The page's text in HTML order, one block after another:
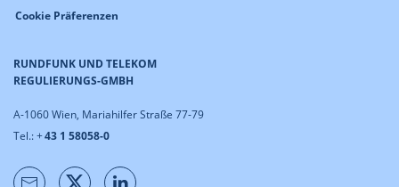
RUNDFUNK UND TELEKOM
REGULIERUNGS-GMBH
A-1060 Wien, Mariahilfer Straße 77-79
Tel.: +43 1 58058-0
Cookie Präferenzen